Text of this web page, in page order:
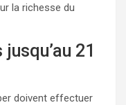
la richesse du
21
doivent effectuer